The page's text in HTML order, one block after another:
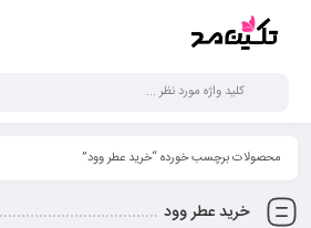
محصولات برچسب خورده “خرید عطر وود”
خرید عطر وود